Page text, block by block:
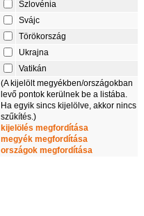
Szlovénia
Svájc
Törökország
Ukrajna
Vatikán
(A kijelölt megyékben/országokban
levő pontok kerülnek be a listába.
Ha egyik sincs kijelölve, akkor nincs
szűkítés.)
kijelölés megfordítása
megyék megfordítása
országok megfordítása